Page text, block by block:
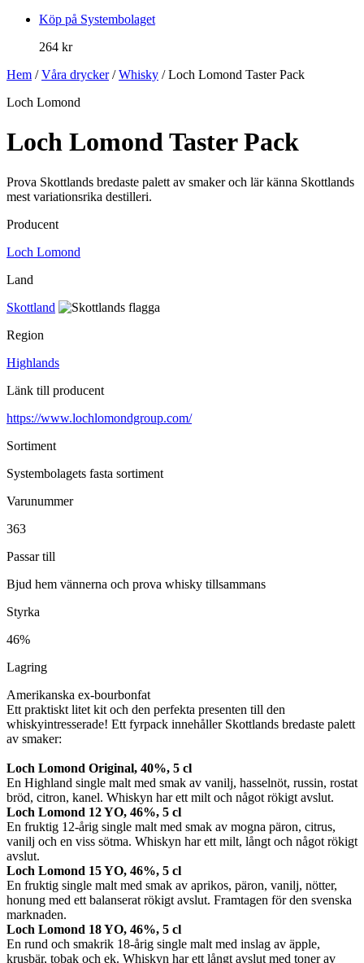
Köp på Systembolaget
264 kr
Hem /Våra drycker/Whisky / Loch Lomond Taster Pack
Loch Lomond
Loch Lomond Taster Pack
Prova Skottlands bredaste palett av smaker och lär känna Skottlands
mest variationsrika destilleri.
Producent
Loch Lomond
Land
Skottland
Region
Highlands
Länk till producent
https://www.lochlomondgroup.com/
Sortiment
Systembolagets fasta sortiment
Varunummer
363
Passar till
Bjud hem vännerna och prova whisky tillsammans
Styrka
46%
Lagring
Amerikanska ex-bourbonfat
Ett praktiskt litet kit och den perfekta presenten till den
whiskyintresserade! Ett fyrpack innehåller Skottlands bredaste palett
av smaker:
Loch Lomond Original, 40%, 5 cl
En Highland single malt med smak av vanilj, hasselnöt, russin, rostat
bröd, citron, kanel. Whiskyn har ett milt och något rökigt avslut.
Loch Lomond 12 YO, 46%, 5 cl
En fruktig 12-årig single malt med smak av mogna päron, citrus,
vanilj och en viss sötma. Whiskyn har ett milt, långt och något rökigt
avslut.
Loch Lomond 15 YO, 46%, 5 cl
En fruktig single malt med smak av aprikos, päron, vanilj, nötter,
honung med ett balanserat rökigt avslut. Framtagen för den svenska
marknaden.
Loch Lomond 18 YO, 46%, 5 cl
En rund och smakrik 18-årig single malt med inslag av äpple,
krusbär, tobak och ek. Whiskyn har ett långt avslut med toner av